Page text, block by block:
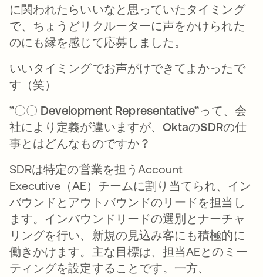
に関われたらいいなと思っていたタイミング
で、ちょうどリクルーターに声をかけられた
のにも縁を感じて応募しました。
いいタイミングでお声がけできてよかったで
す（笑）
”〇〇 Development Representative”って、会
社により定義が違いますが、OktaのSDRの仕
事とはどんなものですか？
SDRは特定の営業を担うAccount
Executive（AE）チームに割り当てられ、イン
バウンドとアウトバウンドのリードを担当し
ます。インバウンドリードの選別とナーチャ
リングを行い、新規の見込み客にも積極的に
働きかけます。主な目標は、担当AEとのミー
ティングを設定することです。一方、